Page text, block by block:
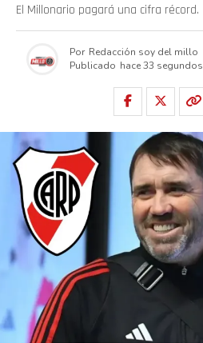
El Millonario pagará una cifra récord.
Por Redacción soy del millo
Publicado hace 33 segundos